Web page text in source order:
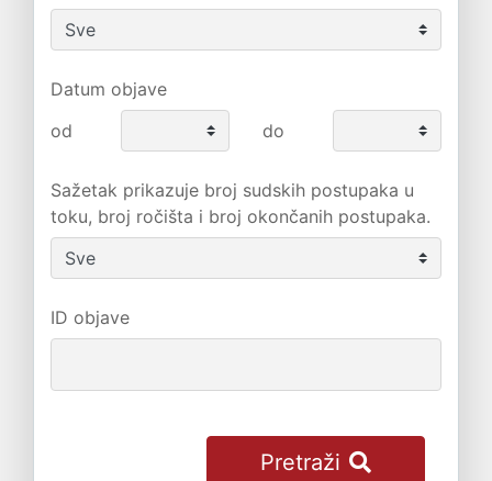
Datum objave
od
do
Sažetak prikazuje broj sudskih postupaka u
toku, broj ročišta i broj okončanih postupaka.
ID objave
Pretraži